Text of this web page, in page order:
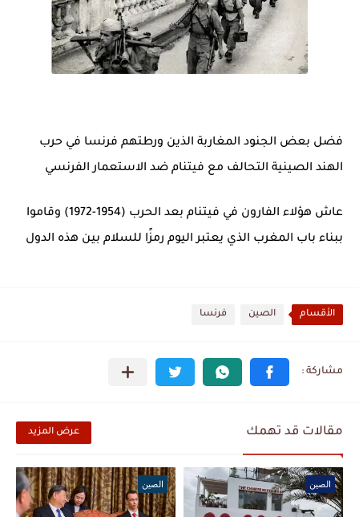
فضل بعض الجنود المغاربة الذين ورطتهم فرنسا في حرب
الهند الصينية التحالف مع فيتنام ضد الاستعمار الفرنسي
عاش هؤلاء الفارون في فيتنام بعد الحرب (1954-1972) وقاموا
ببناء باب المغرب الذي يعتبر اليوم رمزًا للسلام بين هذه الدول
الأقسام الصين فرنسا
مقالات قد تهمك عرض المزيد
الصين الصين